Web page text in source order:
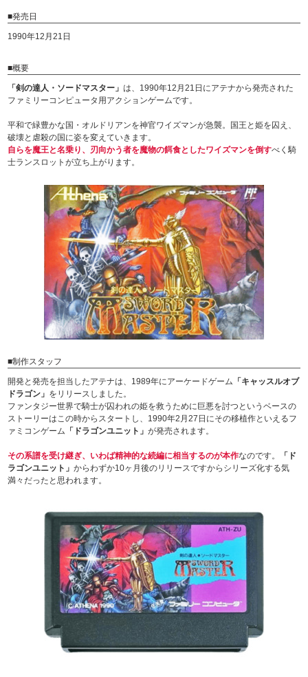
■発売日
1990年12月21日
■概要
「剣の達人・ソードマスター」は、1990年12月21日にアテナから発売された
ファミリーコンピュータ用アクションゲームです。
平和で緑豊かな国・オルドリアンを神官ワイズマンが急襲。国王と姫を囚え、
破壊と虐殺の国に姿を変えていきます。
自らを魔王と名乗り、刃向かう者を魔物の餌食としたワイズマンを倒すべく騎
士ランスロットが立ち上がります。
■制作スタッフ
開発と発売を担当したアテナは、1989年にアーケードゲーム 「キャッスルオブ
ドラゴン」 をリリースしました。
ファンタジー世界で騎士が囚われの姫を救うために巨悪を討つというベースの
ストーリーはこの時からスタートし、1990年2月27日にその移植作といえるフ
ァミコンゲーム 「ドラゴンユニット」が発売されます。
その系譜を受け継ぎ、いわば精神的な続編に相当するのが本作なのです。
「ド
ラゴンユニット」からわずか10ヶ月後のリリースですからシリーズ化する気
満々だったと思われます。